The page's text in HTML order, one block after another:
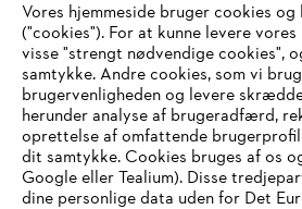
Vores hjemmeside bruger cookies
("cookies"). For at kunne levere
visse "strengt nødvendige cookies",
samtykke. Andre cookies, som vi
brugervenligheden og levere
herunder analyse af brugeradfærd,
oprettelse af omfattende
dit samtykke. Cookies bruges af os
Google eller Tealium). Disse
dine personlige data uden for Det